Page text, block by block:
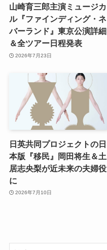
山崎育三郎主演ミュージカ
ル『ファインディング・ネ
バーランド』東京公演詳細
＆全ツアー日程発表
2026年7月23日
日英共同プロジェクトの日
本版『移民』岡田将生＆土
居志央梨が近未来の夫婦役
に
2026年7月10日